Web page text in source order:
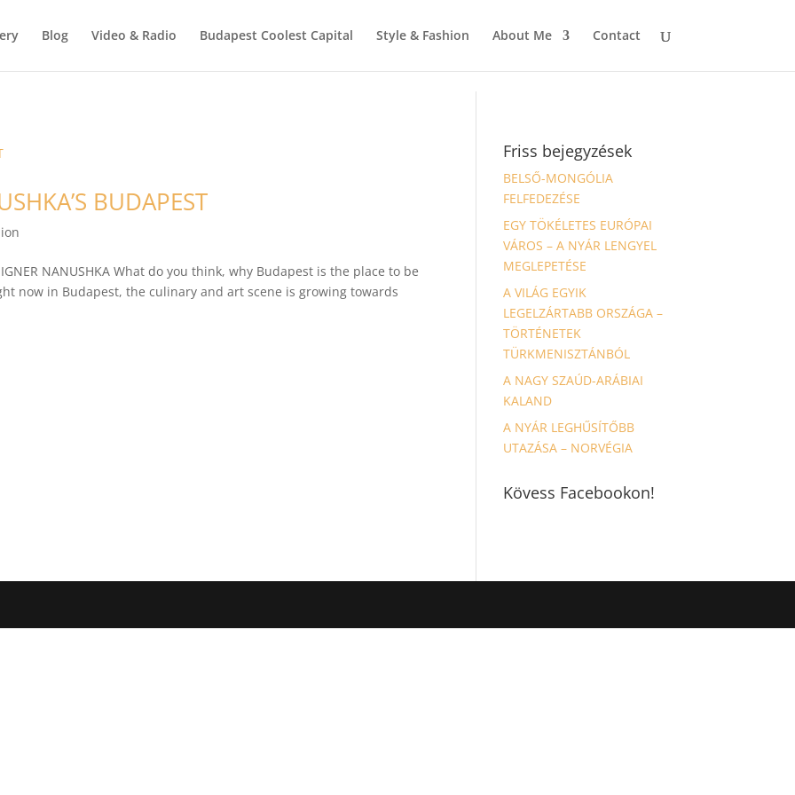
Blog Video & Radio Budapest Coolest Capital Style & Fashion About Me Contact
BUDAPEST
NANUSHKA What do you think, why Budapest is the place to be
now in Budapest, the culinary and art scene is growing towards
Friss bejegyzések
BELSŐ-MONGÓLIA
FELFEDEZÉSE
EGY TÖKÉLETES EURÓPAI
VÁROS – A NYÁR LENGYEL
MEGLEPETÉSE
A VILÁG EGYIK
LEGELZÁRTABB ORSZÁGA –
TÖRTÉNETEK
TÜRKMENISZTÁNBÓL
A NAGY SZAÚD-ARÁBIAI
KALAND
A NYÁR LEGHŰSÍTŐBB
UTAZÁSA – NORVÉGIA
Kövess Facebookon!